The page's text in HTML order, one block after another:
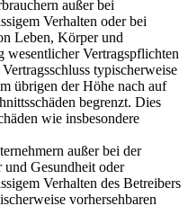
außer bei
Verhalten oder bei
Leben, Körper und
wesentlicher Vertragspflichten
typischerweise
übrigen der Höhe nach auf
begrenzt. Dies
wie insbesondere
außer bei der
Gesundheit oder
Verhalten des Betreibers
vorhersehbaren